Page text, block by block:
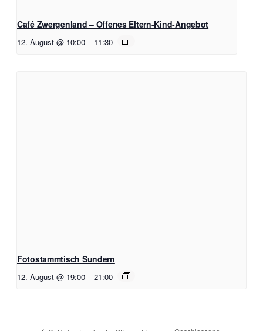
Café Zwergenland – Offenes Eltern-Kind-Angebot
12. August @ 10:00 – 11:30
Fotostammtisch Sundern
12. August @ 19:00 – 21:00